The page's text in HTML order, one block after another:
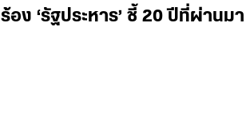
อง ‘รัฐประหาร’ ชี้ 20 ปีที่ผ่านมา